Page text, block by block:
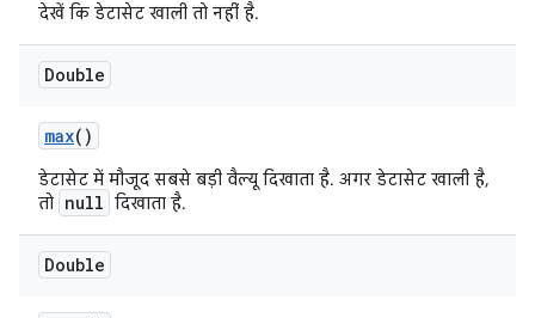
देखें कि डेटासेट खाली तो नहीं है.
Double
max()
डेटासेट में मौजूद सबसे बड़ी वैल्यू दिखाता है. अगर डेटासेट खाली है,
तो null दिखाता है.
Double